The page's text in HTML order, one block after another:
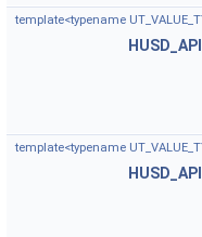
template<typename
HUSD_API
template<typename
HUSD_API